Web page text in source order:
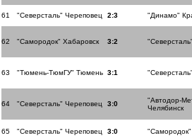
61 "Северсталь" Череповец 2:3 "Динамо"
62 "Самородок" Хабаровск 3:2
63 "Тюмень-ТюмГУ" Тюмень 3:1
64 "Северсталь" Череповец 3:0
"Автодор-
Челябинск
65 "Северсталь" Череповец 3:0 "Самородок"